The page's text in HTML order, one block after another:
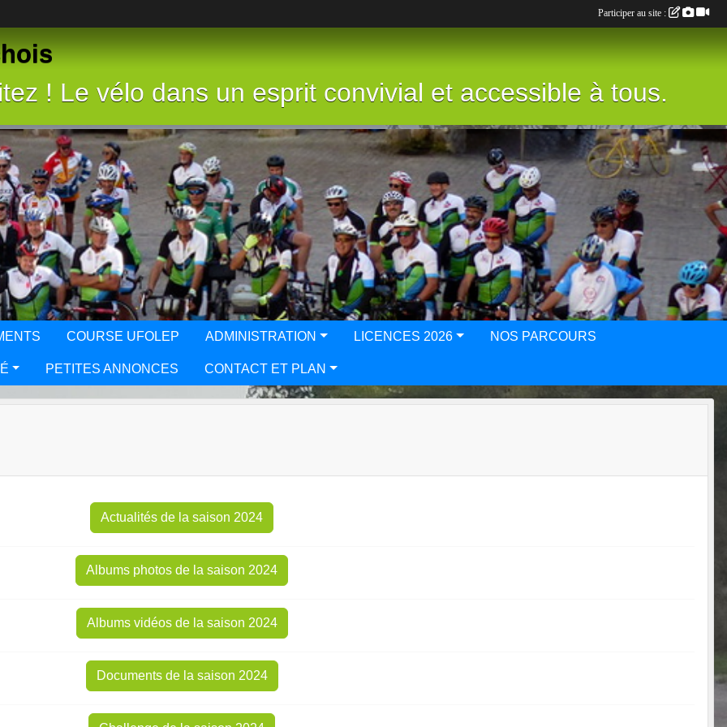
! Le vélo dans un esprit convivial et accessible à tous.
COURSE UFOLEP ADMINISTRATION LICENCES 2026 NOS PARCOURS
PETITES ANNONCES CONTACT ET PLAN
Actualités de la saison 2024
Albums photos de la saison 2024
Albums vidéos de la saison 2024
Documents de la saison 2024
Participer au site :